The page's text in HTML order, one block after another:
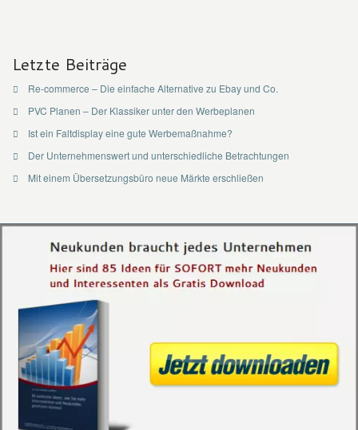
Letzte Beiträge
Re-commerce – Die einfache Alternative zu Ebay und Co.
PVC Planen – Der Klassiker unter den Werbeplanen
Ist ein Faltdisplay eine gute Werbemaßnahme?
Der Unternehmenswert und unterschiedliche Betrachtungen
Mit einem Übersetzungsbüro neue Märkte erschließen